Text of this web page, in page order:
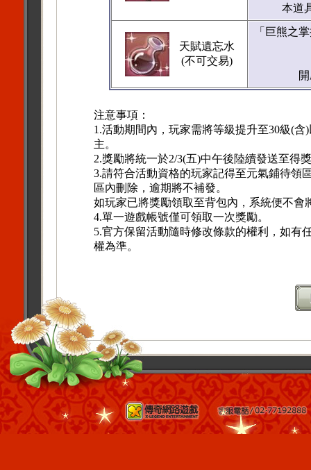
本道
天賦遺忘水
(不可交易)
「巨熊之
注意事項：
1.活動期間內，玩家需將等級提升至30級(
主。
2.獎勵將統一於2/3(五)中午後陸續發送至得
3.請符合活動資格的玩家記得至元氣鋪待領
區內刪除，逾期將不補發。
如玩家已將獎勵領取至背包內，系統便不會
4.單一遊戲帳號僅可領取一次獎勵。
5.官方保留活動隨時修改條款的權利，如有
權為準。